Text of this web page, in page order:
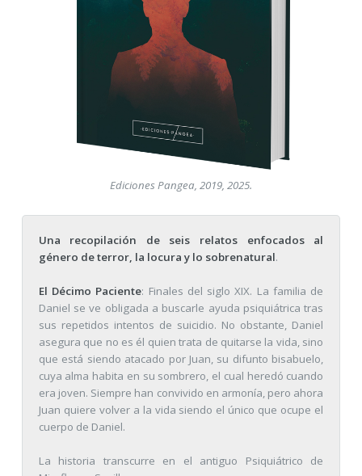
Ediciones Pangea, 2019, 2025.
Una recopilación de seis relatos enfocados al
género de terror, la locura y lo sobrenatural.
El Décimo Paciente: Finales del siglo XIX. La familia de
Daniel se ve obligada a buscarle ayuda psiquiátrica tras
sus repetidos intentos de suicidio. No obstante, Daniel
asegura que no es él quien trata de quitarse la vida, sino
que está siendo atacado por Juan, su difunto bisabuelo,
cuya alma habita en su sombrero, el cual heredó cuando
era joven. Siempre han convivido en armonía, pero ahora
Juan quiere volver a la vida siendo el único que ocupe el
cuerpo de Daniel.
La historia transcurre en el antiguo Psiquiátrico de